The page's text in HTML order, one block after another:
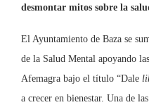
desmontar mitos sobre la
El Ayuntamiento de Baza se
de la Salud Mental apoyando
Afemagra bajo el título “Dale
a crecer en bienestar. Una de